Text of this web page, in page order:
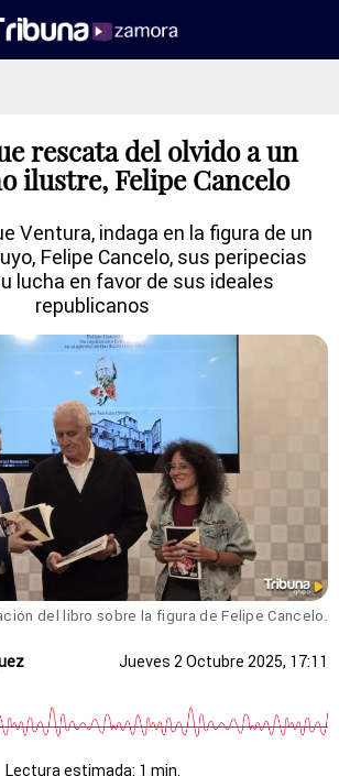
rescata del olvido a un
ilustre, Felipe Cancelo
Ventura, indaga en la figura de un
Felipe Cancelo, sus peripecias
lucha en favor de sus ideales
republicanos
del libro sobre la figura de Felipe Cancelo.
Jueves 2 Octubre 2025, 17:11
Lectura estimada: 1 min.